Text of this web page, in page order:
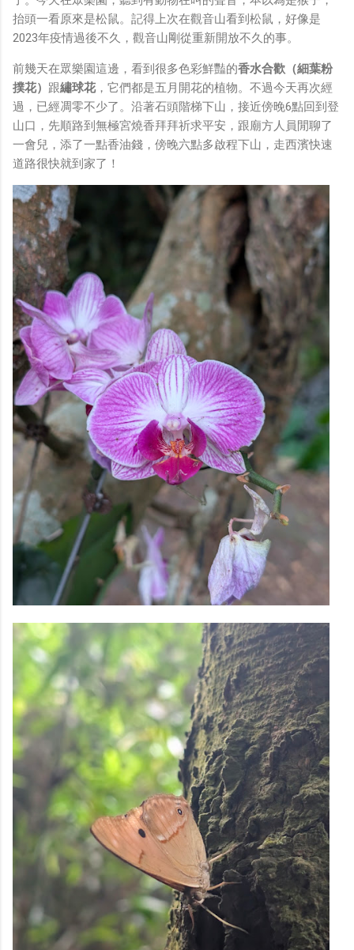
抬頭一看原來是松鼠。記得上次在觀音山看到松鼠，好像是
2023年疫情過後不久，觀音山剛從重新開放不久的事。
前幾天在眾樂園這邊，看到很多色彩鮮豔的香水合歡（細葉粉
撲花） 跟繡球花，它們都是五月開花的植物。不過今天再次經
過，已經凋零不少了。沿著石頭階梯下山，接近傍晚6點回到登
山口，先順路到無極宮燒香拜拜祈求平安，跟廟方人員閒聊了
一會兒，添了一點香油錢，傍晚六點多啟程下山，走西濱快速
道路很快就到家了！